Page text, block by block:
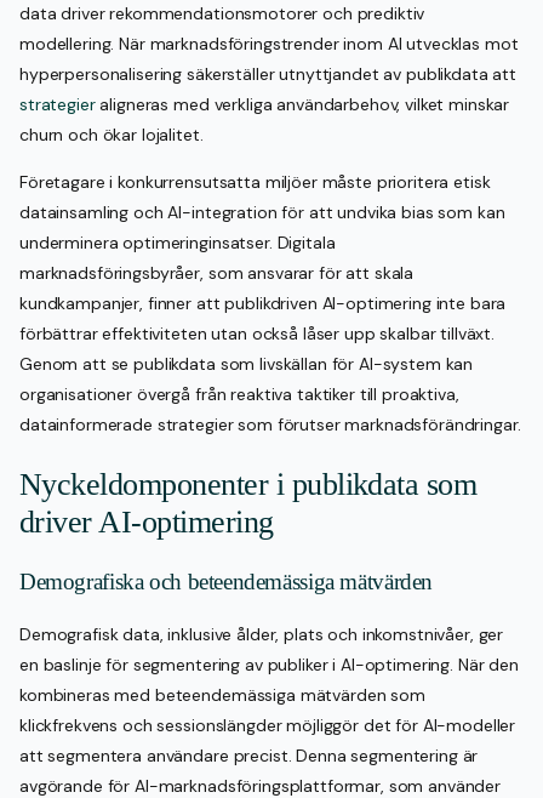
data driver rekommendationsmotorer och prediktiv
modellering. När marknadsföringstrender inom AI utvecklas mot
hyperpersonalisering säkerställer utnyttjandet av publikdata att
strategieraligneras med verkliga användarbehov, vilket minskar
churn och ökar lojalitet.
Företagare i konkurrensutsatta miljöer måste prioritera etisk
datainsamling och AI-integration för att undvika bias som kan
underminera optimeringinsatser. Digitala
marknadsföringsbyråer, som ansvarar för att skala
kundkampanjer, finner att publikdriven AI-optimering inte bara
förbättrar effektiviteten utan också låser upp skalbar tillväxt.
Genom att se publikdata som livskällan för AI-system kan
organisationer övergå från reaktiva taktiker till proaktiva,
datainformerade strategier som förutser marknadsförändringar.
Nyckeldomponenter i publikdata som
driver AI-optimering
Demografiska och beteendemässiga mätvärden
Demografisk data, inklusive ålder, plats och inkomstnivåer, ger
en baslinje för segmentering av publiker i AI-optimering. När den
kombineras med beteendemässiga mätvärden som
klickfrekvens och sessionslängder möjliggör det för AI-modeller
att segmentera användare precist. Denna segmentering är
avgörande för AI-marknadsföringsplattformar, som använder